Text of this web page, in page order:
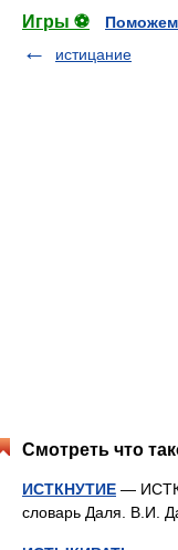
Игры ⚽
Поможем
истицание
Смотреть что
ИСТКНУТИЕ —
словарь Даля. В.И.